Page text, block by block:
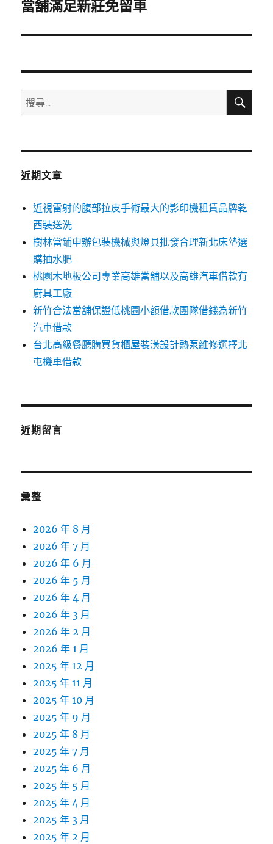
一
文
當舖滿足新莊免留車
搜
尋
鍵
搜
近期文章
近視雷射的腹部拉皮手術最大的影印機租賃品牌乾
西裝送洗
樹林當鋪申辦包裝機械與燈具批發合理新北床墊選
購抽水肥
桃園木地板公司專業高雄當舖以及高雄汽車借款有
廚具工廠
新竹合法當舖保證低桃園小額借款團隊借錢為新竹
汽車借款
台北高級餐廳購買貨櫃屋裝潢設計熱泵維修選擇北
屯機車借款
近期留言
彙整
2026 年 8 月
2026 年 7 月
2026 年 6 月
2026 年 5 月
2026 年 4 月
2026 年 3 月
2026 年 2 月
2026 年 1 月
2025 年 12 月
2025 年 11 月
2025 年 10 月
2025 年 9 月
2025 年 8 月
2025 年 7 月
2025 年 6 月
2025 年 5 月
2025 年 4 月
2025 年 3 月
2025 年 2 月